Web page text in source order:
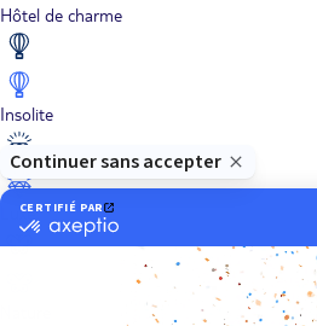
Hôtel de charme
Insolite
Luxe